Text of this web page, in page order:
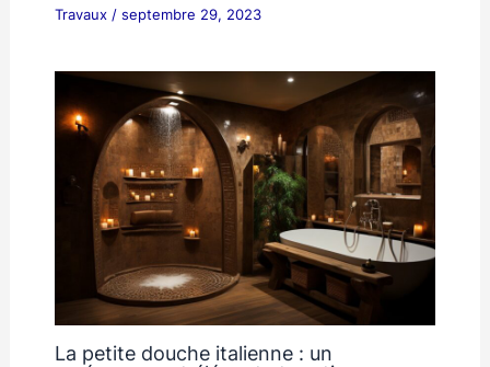
Travaux/ septembre 29, 2023
La petite douche italienne : un